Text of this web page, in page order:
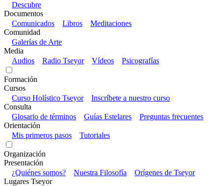
Descubre
Documentos
Comunicados
Libros
Meditaciones
Comunidad
Galerías de Arte
Media
Audios
Radio Tseyor Vídeos Psicografías
Formación
Cursos
Curso Holístico Tseyor
Inscríbete a nuestro curso
Consulta
Glosario de términos
Guías Estelares
Preguntas frecuentes
Orientación
Mis primeros pasos
Tutoriales
Organización
Presentación
¿Quiénes somos?
Nuestra Filosofía
Orígenes de Tseyor
Lugares Tseyor